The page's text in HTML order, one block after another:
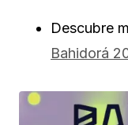
Descubre
Bahidorá